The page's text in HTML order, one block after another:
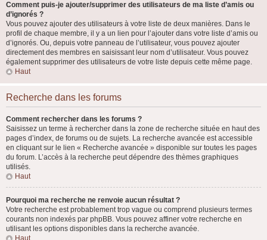
Comment puis-je ajouter/supprimer des utilisateurs de ma liste d’amis ou
d’ignorés ?
Vous pouvez ajouter des utilisateurs à votre liste de deux manières. Dans le
profil de chaque membre, il y a un lien pour l’ajouter dans votre liste d’amis ou
d’ignorés. Ou, depuis votre panneau de l’utilisateur, vous pouvez ajouter
directement des membres en saisissant leur nom d’utilisateur. Vous pouvez
également supprimer des utilisateurs de votre liste depuis cette même page.
Haut
Recherche dans les forums
Comment rechercher dans les forums ?
Saisissez un terme à rechercher dans la zone de recherche située en haut des
pages d’index, de forums ou de sujets. La recherche avancée est accessible
en cliquant sur le lien « Recherche avancée » disponible sur toutes les pages
du forum. L’accès à la recherche peut dépendre des thèmes graphiques
utilisés.
Haut
Pourquoi ma recherche ne renvoie aucun résultat ?
Votre recherche est probablement trop vague ou comprend plusieurs termes
courants non indexés par phpBB. Vous pouvez affiner votre recherche en
utilisant les options disponibles dans la recherche avancée.
Haut